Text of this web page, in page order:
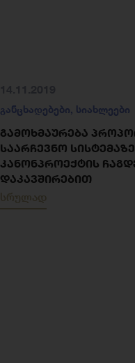
განცხადებები, სიახლეები
ᲒᲐᲛᲝᲮᲛᲐᲣᲠᲔᲑᲐ
ᲡᲐᲐᲠᲩᲔᲕᲜᲝ
ᲙᲐᲜᲝᲜᲞᲠᲝᲔᲥᲢᲘᲡ
ᲓᲐᲙᲐᲕᲨᲘᲠᲔᲑᲘᲗ
სრულად